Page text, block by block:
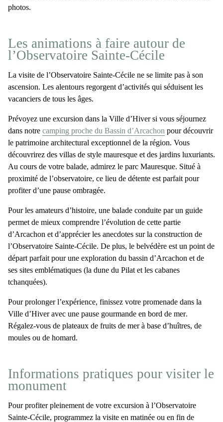
photos.
Les animations à faire autour de
l’Observatoire Sainte-Cécile
La visite de l’Observatoire Sainte-Cécile ne se limite pas à son
ascension. Les alentours regorgent d’activités qui séduisent les
vacanciers de tous les âges.
Prévoyez une excursion dans la Ville d’Hiver si vous séjournez
dans notre camping proche du Bassin d’Arcachon pour découvrir
le patrimoine architectural exceptionnel de la région. Vous
découvrirez des villas de style mauresque et des jardins luxuriants.
Au cours de votre balade, admirez le parc Mauresque. Situé à
proximité de l’observatoire, ce lieu de détente est parfait pour
profiter d’une pause ombragée.
Pour les amateurs d’histoire, une balade conduite par un guide
permet de mieux comprendre l’évolution de cette partie
d’Arcachon et d’apprécier les anecdotes sur la construction de
l’Observatoire Sainte-Cécile. De plus, le belvédère est un point de
départ parfait pour une exploration du bassin d’Arcachon et de
ses sites emblématiques (la dune du Pilat et les cabanes
tchanquées).
Pour prolonger l’expérience, finissez votre promenade dans la
Ville d’Hiver avec une pause gourmande en bord de mer.
Régalez-vous de plateaux de fruits de mer à base d’huîtres, de
moules ou de homard.
Informations pratiques pour visiter le
monument
Pour profiter pleinement de votre excursion à l’Observatoire
Sainte-Cécile, programmez la visite en matinée ou en fin de